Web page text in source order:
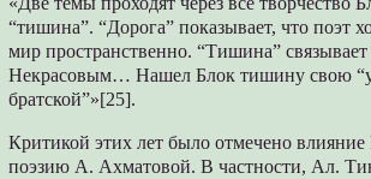
“тишина”. “Дорога” показывает, что поэт
мир пространственно. “Тишина” связывает
Некрасовым… Нашел Блок тишину свою
братской”»[25].
Критикой этих лет было отмечено влияние
поэзию А. Ахматовой. В частности, Ал.